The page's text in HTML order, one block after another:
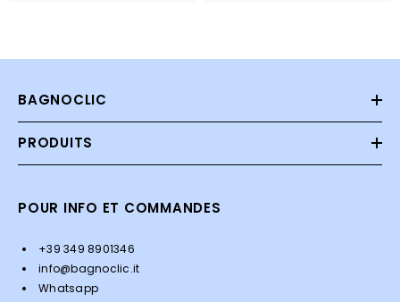
BAGNOCLIC
PRODUITS
POUR INFO ET COMMANDES
+39 349 8901346
info@bagnoclic.it
Whatsapp